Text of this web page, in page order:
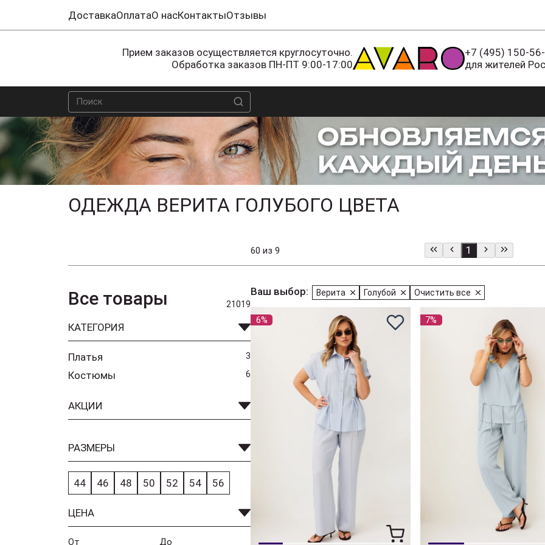
ДоставкаОплатаО насКонтактыОтзывы
Прием заказов осуществляется круглосуточно.
Обработка заказов ПН-ПТ 9:00-17:00
+7 (495) 150-
для жителей
ОДЕЖДА ВЕРИТА ГОЛУБОГО ЦВЕТА
60 из 9 1
Все товары 21019
КАТЕГОРИЯ
Платья 3
Костюмы 6
АКЦИИ
РАЗМЕРЫ
44 46 48 50 52 54 56
ЦЕНА
От До
Ваш выбор: Верита Голубой Очистить все
6% 7%